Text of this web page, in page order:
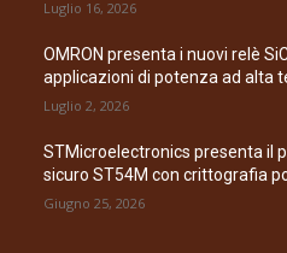
Luglio 16, 2026
OMRON presenta i nuovi relè
applicazioni di potenza ad alta
Luglio 2, 2026
STMicroelectronics presenta il
sicuro ST54M con crittografia
Giugno 25, 2026